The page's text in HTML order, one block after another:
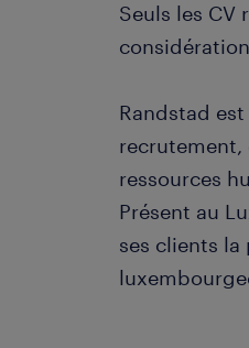
Seuls les CV
Randstad
recrutement,
ressources
Présent au
ses clients